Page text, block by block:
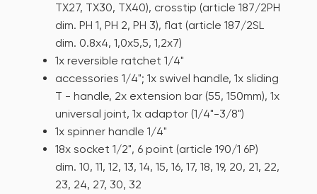
TX27, TX30, TX40), crosstip (article 187/2PH
dim. PH 1, PH 2, PH 3), flat (article 187/2SL
dim. 0.8x4, 1,0x5,5, 1,2x7)
1x reversible ratchet 1/4"
accessories 1/4"; 1x swivel handle, 1x sliding
T - handle, 2x extension bar (55, 150mm), 1x
universal joint, 1x adaptor (1/4"-3/8")
1x spinner handle 1/4"
18x socket 1/2", 6 point (article 190/1 6P)
dim. 10, 11, 12, 13, 14, 15, 16, 17, 18, 19, 20, 21, 22,
23, 24, 27, 30, 32